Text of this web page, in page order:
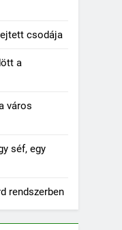
csodája
a
város
séf, egy
rendszerben